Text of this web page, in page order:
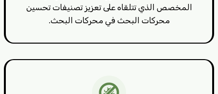
المخصص الذي تتلقاه على تعزيز تصنيفات تحسين
محركات البحث في محركات البحث.